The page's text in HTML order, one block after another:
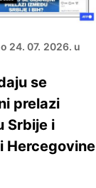
24. 07. 2026. u
se
prelazi
Srbije i
Hercegovine